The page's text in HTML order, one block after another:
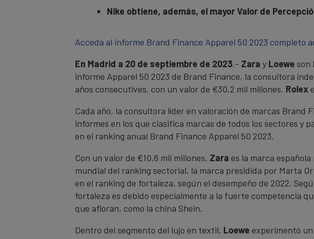
Nike obtiene, además, el mayor Valor de
Acceda al informe Brand Finance Apparel 50 2023 completo
En Madrid a 20 de septiembre de 2023.- Zara y Loewe son
informe Apparel 50 2023 de Brand Finance, la consultora
años consecutives, con un valor de €30,2 mil millones. Rolex
Cada año, la consultora líder en valoración de marcas Brand
informes en los que clasifica marcas de todos los sectores y
en el ranking anual Brand Finance Apparel 50 2023.
Con un valor de €10,6 mil millones, Zara es la marca
mundial del ranking sectorial, la marca presidida por Marta
en el ranking de fortaleza, según el desempeño de 2022.
fortaleza es debido especialmente a la fuerte competencia
que afloran, como la china Shein.
Dentro del segmento del lujo en textil, Loewe experimentó